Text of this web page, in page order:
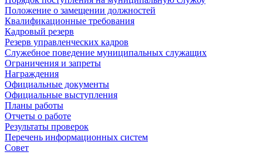
Положение о замещении должностей
Квалификационные требования
Кадровый резерв
Резерв управленческих кадров
Служебное поведение муниципальных служащих
Ограничения и запреты
Награждения
Официальные документы
Официальные выступления
Планы работы
Отчеты о работе
Результаты проверок
Перечень информационных систем
Совет